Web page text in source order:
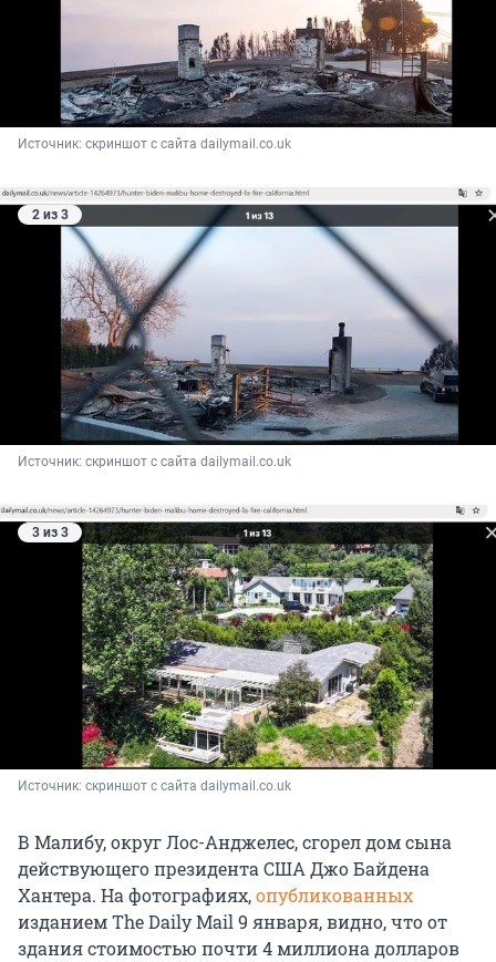
Источник: скриншот с сайта dailymail.co.uk
2 из 3
Источник: скриншот с сайта dailymail.co.uk
3 из 3
Источник: скриншот с сайта dailymail.co.uk
В Малибу, округ Лос-Анджелес, сгорел дом сына
действующего президента США Джо Байдена
Хантера. На фотографиях,опубликованных
изданием The Daily Mail 9 января, видно, что от
здания стоимостью почти 4 миллиона долларов